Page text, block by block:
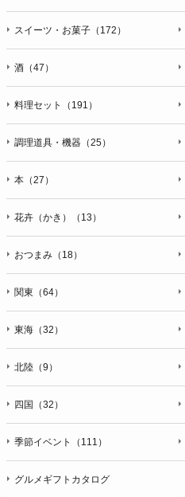
スイーツ・お菓子（172）
酒（47）
料理セット（191）
調理道具・機器（25）
本（27）
花卉（かき）（13）
おつまみ（18）
関東（64）
東海（32）
北陸（9）
四国（32）
季節イベント（111）
グルメギフトカタログ